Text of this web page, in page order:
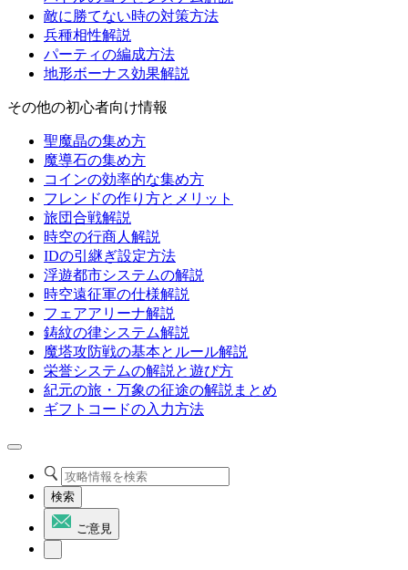
敵に勝てない時の対策方法
兵種相性解説
パーティの編成方法
地形ボーナス効果解説
その他の初心者向け情報
聖魔晶の集め方
魔導石の集め方
コインの効率的な集め方
フレンドの作り方とメリット
旅団合戦解説
時空の行商人解説
IDの引継ぎ設定方法
浮遊都市システムの解説
時空遠征軍の仕様解説
フェアアリーナ解説
鋳紋の律システム解説
魔塔攻防戦の基本とルール解説
栄誉システムの解説と遊び方
紀元の旅・万象の征途の解説まとめ
ギフトコードの入力方法
検索
ご意見